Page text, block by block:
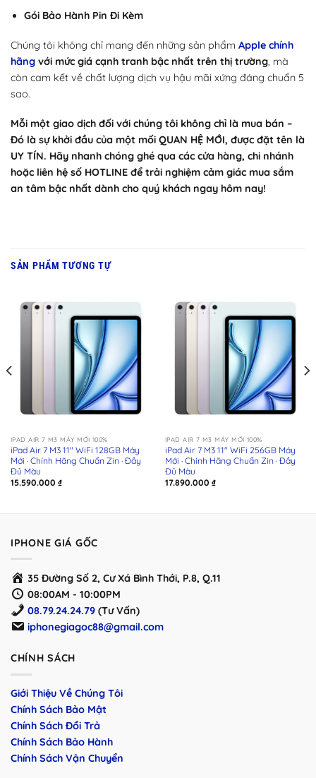
Gói Bảo Hành Pin Đi Kèm
Chúng tôi không chỉ mang đến những sản phẩm Apple chính
hãng với mức giá cạnh tranh bậc nhất trên thị trường, mà
còn cam kết về chất lượng dịch vụ hậu mãi xứng đáng chuẩn 5
sao.
Mỗi một giao dịch đối với chúng tôi không chỉ là mua bán –
Đó là sự khởi đầu của một mối QUAN HỆ MỚI, được đặt tên là
UY TÍN. Hãy nhanh chóng ghé qua các cửa hàng, chi nhánh
hoặc liên hệ số HOTLINE để trải nghiệm cảm giác mua sắm
an tâm bậc nhất dành cho quý khách ngay hôm nay!
SẢN PHẨM TƯƠNG TỰ
IPAD AIR 7 M3 MÁY MỚI 100%
iPad Air 7 M3 11″ WiFi 128GB Máy
Mới · Chính Hãng Chuẩn Zin · Đầy
Đủ Màu
15.590.000 ₫
IPAD AIR 7 M3 MÁY MỚI 100%
iPad Air 7 M3 11″ WiFi 256GB Máy
Mới · Chính Hãng Chuẩn Zin · Đầy
Đủ Màu
17.890.000 ₫
IPHONE GIÁ GỐC
35 Đường Số 2, Cư Xá Bình Thới, P.8, Q.11
08:00AM - 10:00PM
08.79.24.24.79 (Tư Vấn)
iphonegiagoc88@gmail.com
CHÍNH SÁCH
Giới Thiệu Về Chúng Tôi
Chính Sách Bảo Mật
Chính Sách Đổi Trả
Chính Sách Bảo Hành
Chính Sách Vận Chuyển